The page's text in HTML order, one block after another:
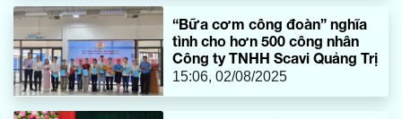
“Bữa cơm công đoàn” nghĩa
tình cho hơn 500 công nhân
Công ty TNHH Scavi Quảng Trị
15:06, 02/08/2025